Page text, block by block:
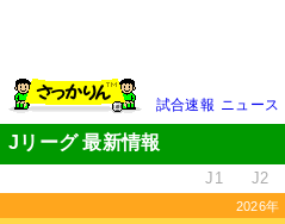
試合速報 ニュース
Jリーグ 最新情報
J1 J2
2026年